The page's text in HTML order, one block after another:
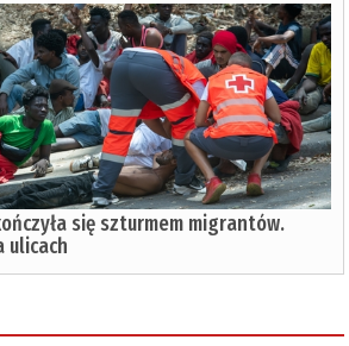
się szturmem migrantów.
ulicach